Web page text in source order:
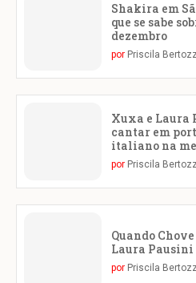
Shakira em
que se sabe
dezembro
por Priscila
Xuxa e Laura
cantar em
italiano na
por Priscila
Quando
Laura Pausini
por Priscila